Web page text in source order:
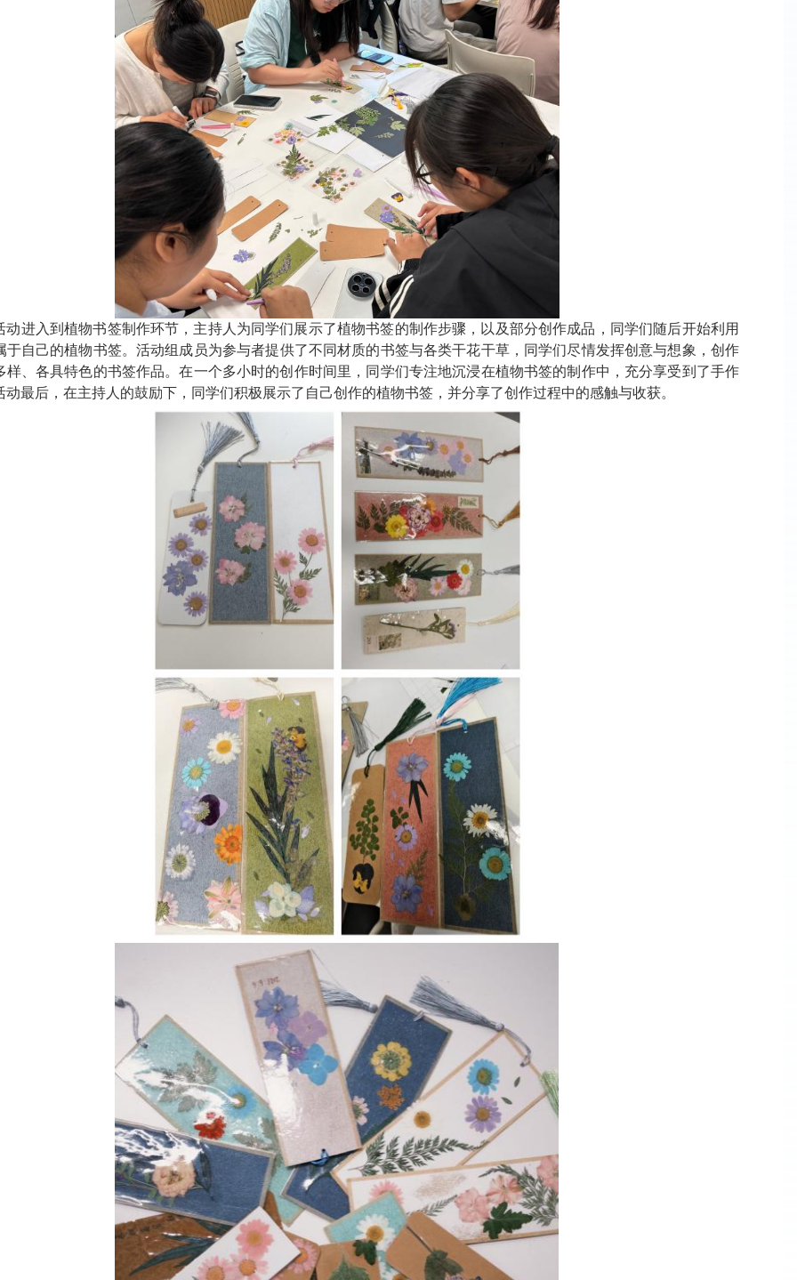
动进入到植物书签制作环节，主持人为同学们展示了植物书签的制作步骤， 以及部分创作成品， 同学们随后开始利用
于自己的植物书签。活动组成员为参与者提供了不同材质的书签与各类干花干草， 同学们尽情发挥创意与想象，创作
样、各具特色的书签作品。在一个多小时的创作时间里，同学们专注地沉浸在植物书签的制作中 ， 充分享受到了手作
最后， 在主持人 的鼓励下，同学们积极展示了自己创作的植物书签，并分享了创作过程中的感触与收获。